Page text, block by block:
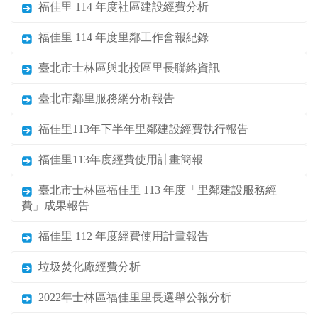
福佳里 114 年度社區建設經費分析
福佳里 114 年度里鄰工作會報紀錄
臺北市士林區與北投區里長聯絡資訊
臺北市鄰里服務網分析報告
福佳里113年下半年里鄰建設經費執行報告
福佳里113年度經費使用計畫簡報
臺北市士林區福佳里 113 年度「里鄰建設服務經
費」成果報告
福佳里 112 年度經費使用計畫報告
垃圾焚化廠經費分析
2022年士林區福佳里里長選舉公報分析